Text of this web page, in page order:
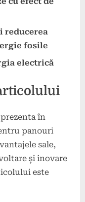
reducerea
fosile
electrică
în
panouri
sale,
și inovare
este